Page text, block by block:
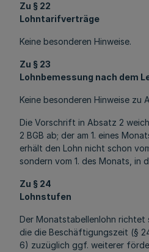
Zu § 22
Lohntarifverträge
Keine besonderen Hinweise.
Zu § 23
Lohnbemessung nach dem
Keine besonderen Hinweise zu
Die Vorschrift in Absatz 2
2 BGB ab; der am 1. eines
erhält den Lohn nicht schon
sondern vom 1. des Monats, in
Zu § 24
Lohnstufen
Der Monatstabellenlohn
die die Beschäftigungszeit (§
6) zuzüglich ggf. weiterer